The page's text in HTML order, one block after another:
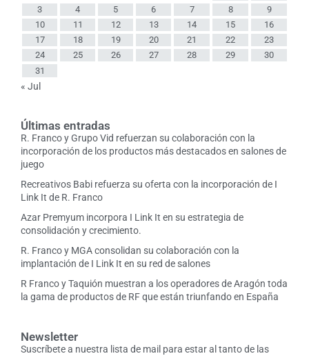
3
4 5 6 7 8
9
10
11 12 13 14 15
16
17
18 19 20 21 22
23
24
25 26 27 28 29
30
31
« Jul
Últimas entradas
R. Franco y Grupo Vid refuerzan su colaboración con la
incorporación de los productos más destacados en salones de
juego
Recreativos Babi refuerza su oferta con la incorporación de I
Link It de R. Franco
Azar Premyum incorpora I Link It en su estrategia de
consolidación y crecimiento.
R. Franco y MGA consolidan su colaboración con la
implantación de I Link It en su red de salones
R Franco y Taquión muestran a los operadores de Aragón toda
la gama de productos de RF que están triunfando en España
Newsletter
Suscríbete a nuestra lista de mail para estar al tanto de las